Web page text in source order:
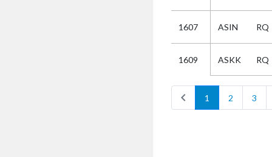
1607 ASIN RQ
1609 ASKK RQ
chevron_left 1 2 3